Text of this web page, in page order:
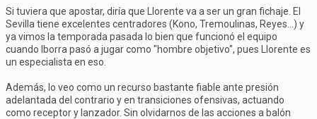
Si tuviera que apostar, diría que Llorente va a ser un gran fichaje. El
Sevilla tiene excelentes centradores (Kono, Tremoulinas, Reyes...) y
ya vimos la temporada pasada lo bien que funcionó el equipo
cuando Iborra pasó a jugar como "hombre objetivo", pues Llorente es
un especialista en eso.
Además, lo veo como un recurso bastante fiable ante presión
adelantada del contrario y en transiciones ofensivas, actuando
como receptor y lanzador. Sin olvidarnos de las acciones a balón